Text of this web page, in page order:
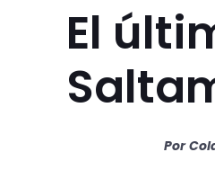
El
Por